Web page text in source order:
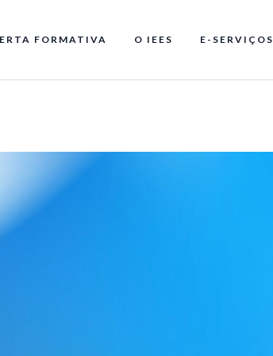
FORMATIVA O IEES E-SERVIÇOS